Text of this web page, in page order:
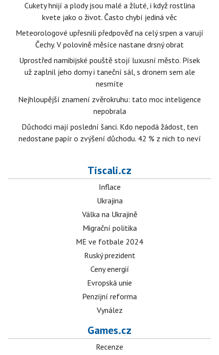
Cukety hnijí a plody jsou malé a žluté, i když rostlina
kvete jako o život. Často chybí jediná věc
Meteorologové upřesnili předpověď na celý srpen a varují
Čechy. V polovině měsíce nastane drsný obrat
Uprostřed namibijské pouště stojí luxusní město. Písek
už zaplnil jeho domy i taneční sál, s dronem sem ale
nesmíte
Nejhloupější znamení zvěrokruhu: tato moc inteligence
nepobrala
Důchodci mají poslední šanci. Kdo nepodá žádost, ten
nedostane papír o zvýšení důchodu. 42 % z nich to neví
Tiscali.cz
Inflace
Ukrajina
Válka na Ukrajině
Migrační politika
ME ve fotbale 2024
Ruský prezident
Ceny energií
Evropská unie
Penzijní reforma
Vynález
Games.cz
Recenze